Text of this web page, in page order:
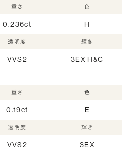
重さ
0.236ct
色
H
透明度
VVS2
輝き
3EX H&C
重さ
0.19ct
色
E
透明度
VVS2
輝き
3EX